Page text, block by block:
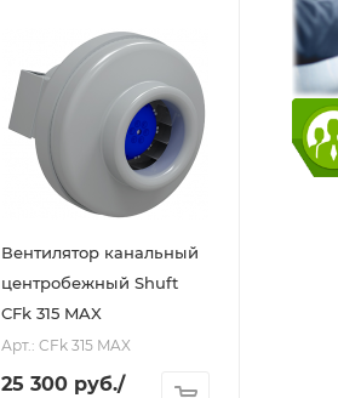
Вентилятор канальный
центробежный Shuft
CFk 315 MAX
Арт.: CFk 315 MAX
25 300 руб./